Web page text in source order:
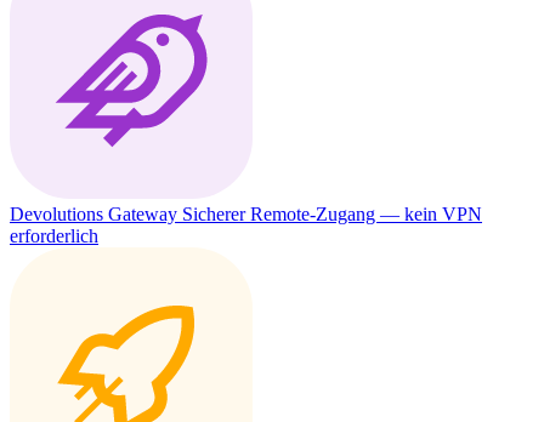
Devolutions Gateway Sicherer Remote-Zugang — kein VPN
erforderlich